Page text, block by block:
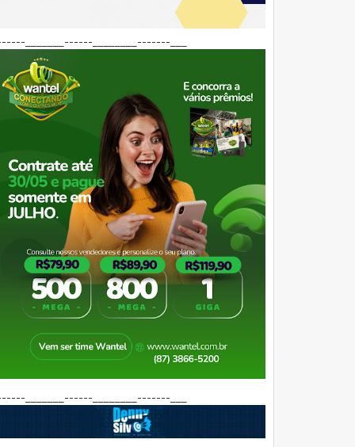
_______------________-------___
_______------________-------___